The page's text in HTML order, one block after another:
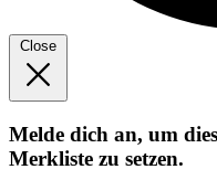
Close
Melde dich an, um
Merkliste zu setzen.